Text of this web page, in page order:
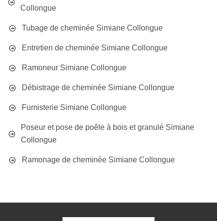
Collongue
Tubage de cheminée Simiane Collongue
Entretien de cheminée Simiane Collongue
Ramoneur Simiane Collongue
Débistrage de cheminée Simiane Collongue
Fumisterie Simiane Collongue
Poseur et pose de poêle à bois et granulé Simiane
Collongue
Ramonage de cheminée Simiane Collongue